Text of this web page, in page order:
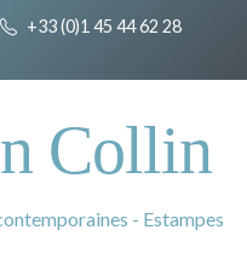
+33 (0)1 45 44 62 28
Collin
- Estampes